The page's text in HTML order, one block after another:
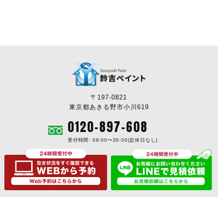
〒197-0821
東京都あきる野市小川619
0120-897-608
受付時間: 09:00〜20:00(定休日なし)